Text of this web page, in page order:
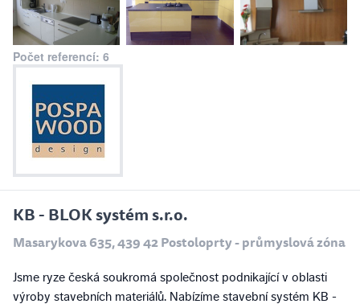
Počet referencí: 6
KB - BLOK systém s.r.o.
Masarykova 635, 439 42 Postoloprty - průmyslová zóna
Jsme ryze česká soukromá společnost podnikající v oblasti
výroby stavebních materiálů. Nabízíme stavební systém KB -